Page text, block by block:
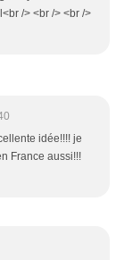
/> <br /> <br />
idée!!!! je
France aussi!!!